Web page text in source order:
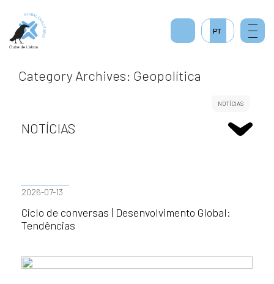
Category Archives: Geopolítica
NOTÍCIAS
NOTÍCIAS
2026-07-13
Ciclo de conversas | Desenvolvimento Global:
Tendências
PT